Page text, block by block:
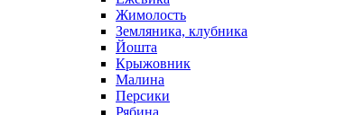
Жимолость
Земляника, клубника
Йошта
Крыжовник
Малина
Персики
Рябина